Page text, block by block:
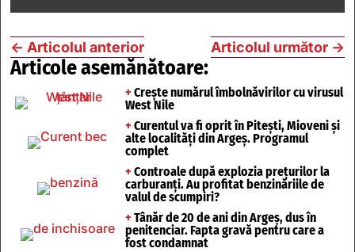
← Articolul anterior Articolul următor →
Articole asemănătoare:
+ Crește numărul îmbolnăvirilor cu virusul
West Nile
+ Curentul va fi oprit în Pitești, Mioveni și
alte localități din Argeș. Programul
complet
+ Controale după explozia prețurilor la
carburanți. Au profitat benzinăriile de
valul de scumpiri?
+ Tânăr de 20 de ani din Argeș, dus în
penitenciar. Fapta gravă pentru care a
fost condamnat